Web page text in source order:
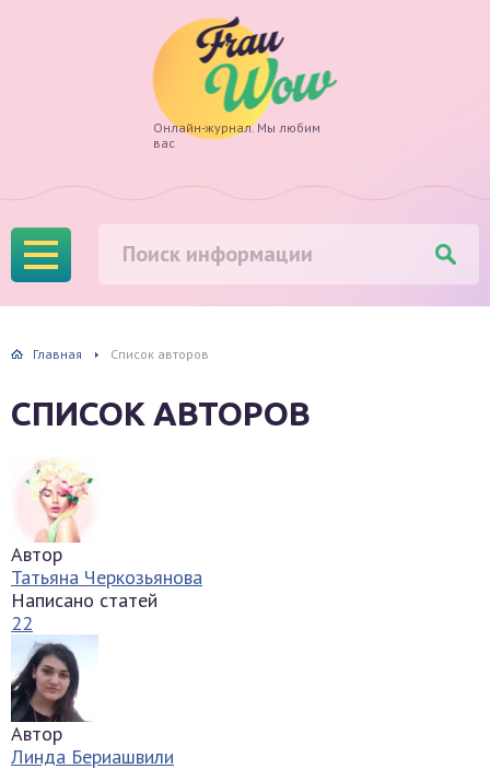
Frau
Wow
Онлайн-журнал. Мы любим
вас
Главная Список авторов
СПИСОК АВТОРОВ
Автор
Татьяна Черкозьянова
Написано статей
22
Автор
Линда Бериашвили